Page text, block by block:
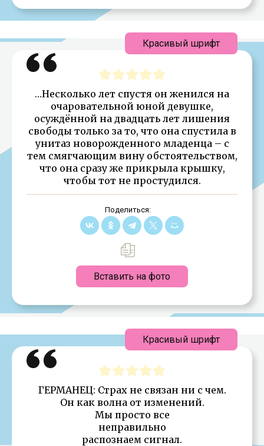
…Несколько лет спустя он женился на
очаровательной юной девушке,
осуждённой на двадцать лет лишения
свободы только за то, что она спустила в
унитаз новорожденного младенца – с
тем смягчающим вину обстоятельством,
что она сразу же прикрыла крышку,
чтобы тот не простудился.
Поделиться:
Вставить на фото
Красивый шрифт
ГЕРМАНЕЦ: Страх не связан ни с чем.
Он как волна от изменений.
Мы просто все
неправильно
распознаем сигнал.
Красивый шрифт